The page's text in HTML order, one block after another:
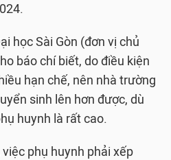
học Sài Gòn (đơn vị chủ
báo chí biết, do điều kiện
hạn chế, nên nhà trường
sinh lên hơn được, dù
huynh là rất cao.
phụ huynh phải xếp